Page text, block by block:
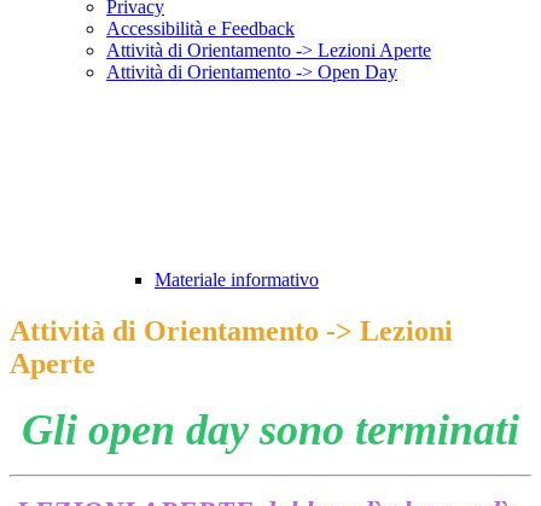
Privacy
Accessibilità e Feedback
Attività di Orientamento -> Lezioni Aperte
Attività di Orientamento -> Open Day
Materiale informativo
Attività di Orientamento -> Lezioni
Aperte
Gli open day sono terminati